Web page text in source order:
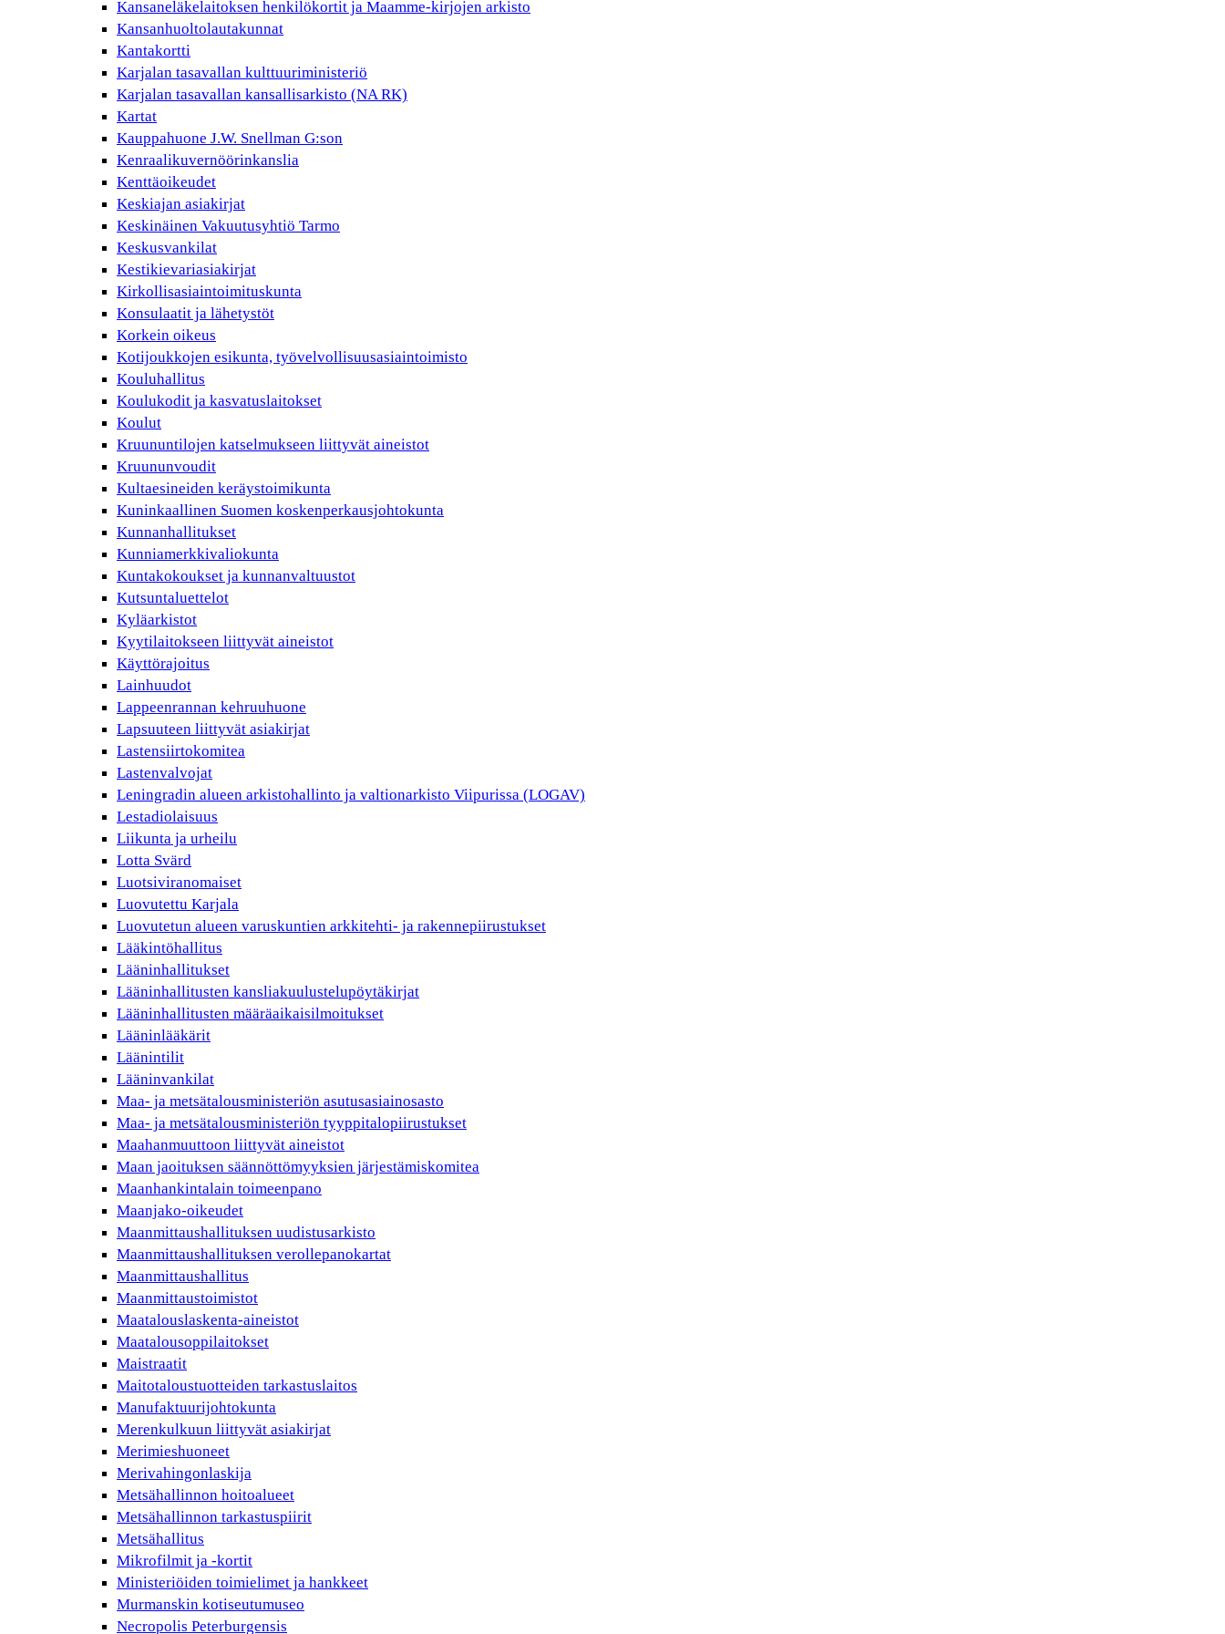
Kansaneläkelaitoksen henkilökortit ja Maamme-kirjojen arkisto
Kansanhuoltolautakunnat
Kantakortti
Karjalan tasavallan kulttuuriministeriö
Karjalan tasavallan kansallisarkisto (NA RK)
Kartat
Kauppahuone J.W. Snellman G:son
Kenraalikuvernöörinkanslia
Kenttäoikeudet
Keskiajan asiakirjat
Keskinäinen Vakuutusyhtiö Tarmo
Keskusvankilat
Kestikievariasiakirjat
Kirkollisasiaintoimituskunta
Konsulaatit ja lähetystöt
Korkein oikeus
Kotijoukkojen esikunta, työvelvollisuusasiaintoimisto
Kouluhallitus
Koulukodit ja kasvatuslaitokset
Koulut
Kruununtilojen katselmukseen liittyvät aineistot
Kruununvoudit
Kultaesineiden keräystoimikunta
Kuninkaallinen Suomen koskenperkausjohtokunta
Kunnanhallitukset
Kunniamerkkivaliokunta
Kuntakokoukset ja kunnanvaltuustot
Kutsuntaluettelot
Kyläarkistot
Kyytilaitokseen liittyvät aineistot
Käyttörajoitus
Lainhuudot
Lappeenrannan kehruuhuone
Lapsuuteen liittyvät asiakirjat
Lastensiirtokomitea
Lastenvalvojat
Leningradin alueen arkistohallinto ja valtionarkisto Viipurissa (LOGAV)
Lestadiolaisuus
Liikunta ja urheilu
Lotta Svärd
Luotsiviranomaiset
Luovutettu Karjala
Luovutetun alueen varuskuntien arkkitehti- ja rakennepiirustukset
Lääkintöhallitus
Lääninhallitukset
Lääninhallitusten kansliakuulustelupöytäkirjat
Lääninhallitusten määräaikaisilmoitukset
Lääninlääkärit
Läänintilit
Lääninvankilat
Maa- ja metsätalousministeriön asutusasiainosasto
Maa- ja metsätalousministeriön tyyppitalopiirustukset
Maahanmuuttoon liittyvät aineistot
Maan jaoituksen säännöttömyyksien järjestämiskomitea
Maanhankintalain toimeenpano
Maanjako-oikeudet
Maanmittaushallituksen uudistusarkisto
Maanmittaushallituksen verollepanokartat
Maanmittaushallitus
Maanmittaustoimistot
Maatalouslaskenta-aineistot
Maatalousoppilaitokset
Maistraatit
Maitotaloustuotteiden tarkastuslaitos
Manufaktuurijohtokunta
Merenkulkuun liittyvät asiakirjat
Merimieshuoneet
Merivahingonlaskija
Metsähallinnon hoitoalueet
Metsähallinnon tarkastuspiirit
Metsähallitus
Mikrofilmit ja -kortit
Ministeriöiden toimielimet ja hankkeet
Murmanskin kotiseutumuseo
Necropolis Peterburgensis